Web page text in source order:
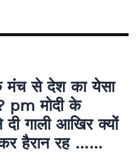
मंच से देश का येसा
pm मोदी के
गाली आखिर क्यों
हैरान रह ……